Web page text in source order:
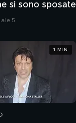
si sono sposate
5
1 MIN